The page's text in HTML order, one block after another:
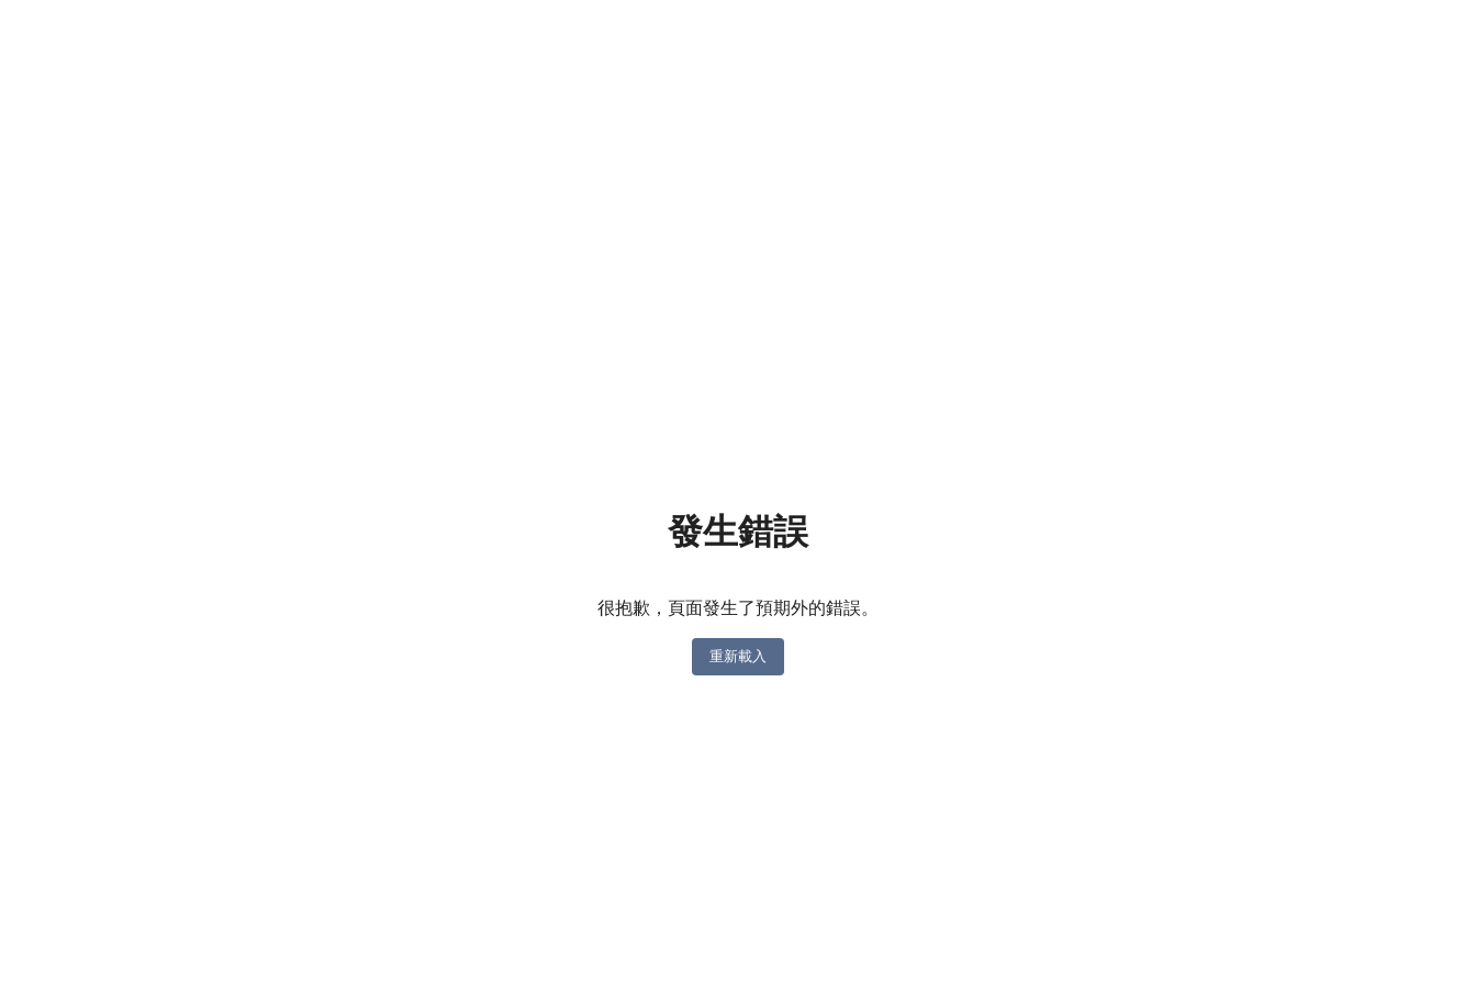
發生錯誤
很抱歉，頁面發生了預期外的錯誤。
重新載入